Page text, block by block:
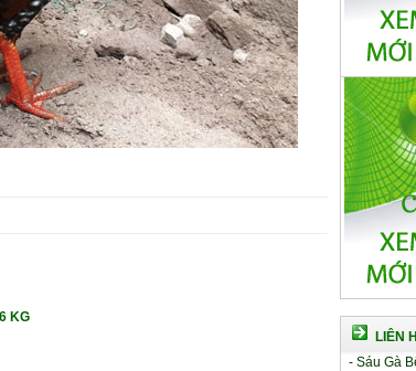
KG
LIÊN
- Sáu Gà